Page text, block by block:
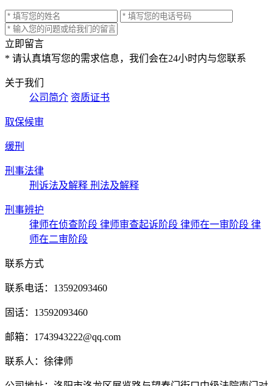
立即留言
* 请认真填写您的需求信息，我们会在24小时内与您联系
关于我们
公司简介 资质证书
取保候审
缓刑
刑事法律
刑诉法及解释 刑法及解释
刑事辨护
律师在侦查阶段 律师审查起诉阶段 律师在一审阶段 律
师在二审阶段
联系方式
联系电话：13592093460
固话：13592093460
邮箱：1743943222@qq.com
联系人：徐律师